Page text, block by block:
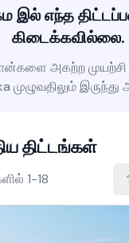
இல் எந்த
கிடைக்கவில்லை.
அகற்ற
முழுவதிலும்
திட்டங்கள்
1-18